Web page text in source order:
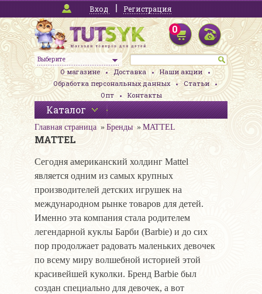
Вход Регистрация
Выберите
0
О магазине Доставка
Наши акции
Обработка персональных данных
Статьи
Опт
Контакты
Каталог
Главная страница Бренды MATTEL
MATTEL
Сегодня американский холдинг Mattel
является одним из самых крупных
производителей детских игрушек на
международном рынке товаров для детей.
Именно эта компания стала родителем
легендарной куклы Барби (Barbie) и до сих
пор продолжает радовать маленьких девочек
по всему миру волшебной историей этой
красивейшей куколки. Бренд Barbie был
создан специально для девочек, а вот